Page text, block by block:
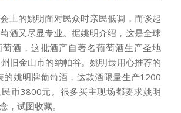
上的姚明面对民众时亲民低调，而谈起
酒又尽显专业。据姚明介绍，这是全球
酒，这批酒产自著名葡萄酒生产圣地
旧金山市的纳帕谷。姚明最用心推荐的
的姚明牌葡萄酒，这款酒限量生产1200
币3800元。很多买主现场都要求姚明
，试图收藏。